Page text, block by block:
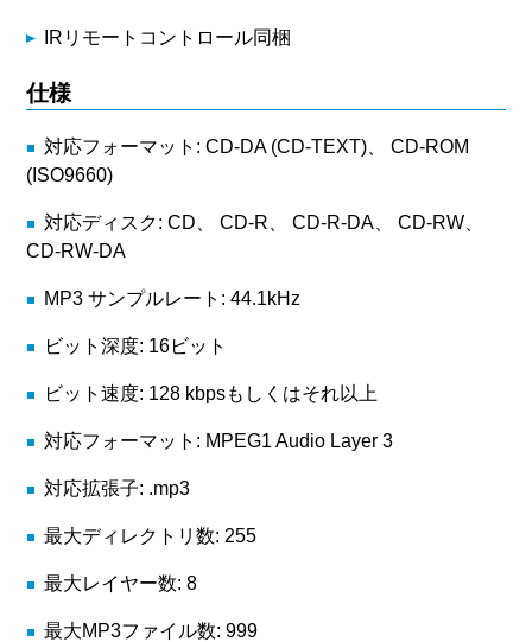
IRリモートコントロール同梱
仕様
対応フォーマット: CD-DA (CD-TEXT)、 CD-ROM
(ISO9660)
対応ディスク: CD、 CD-R、 CD-R-DA、 CD-RW、
CD-RW-DA
MP3 サンプルレート: 44.1kHz
ビット深度: 16ビット
ビット速度: 128 kbpsもしくはそれ以上
対応フォーマット: MPEG1 Audio Layer 3
対応拡張子: .mp3
最大ディレクトリ数: 255
最大レイヤー数: 8
最大MP3ファイル数: 999